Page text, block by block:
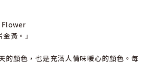
Flower
黃。」
的顏色，也是充滿人情味暖心的顏色。每